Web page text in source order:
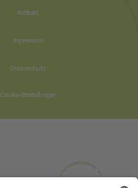
Kontakt
Impressum
Datenschutz
Cookie-Einstellungen